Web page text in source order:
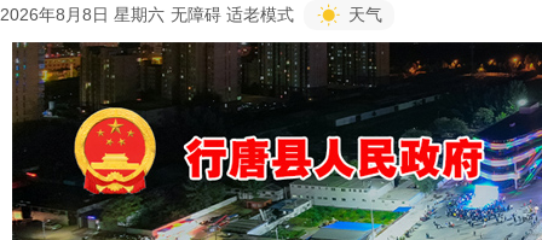
2026年8月8日 星期六 无障碍 适老模式 天气